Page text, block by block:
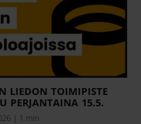
LIEDON TOIMIPISTE
PERJANTAINA 15.5.
| 1 min